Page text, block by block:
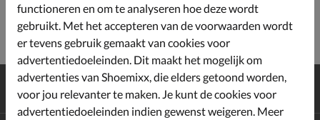
Gratisverzending en retour*
Achterafbetalen
functioneren en om te analyseren hoe deze wordt
gebruikt. Met het accepteren van de voorwaarden wordt
er tevens gebruik gemaakt van cookies voor
advertentiedoeleinden. Dit maakt het mogelijk om
advertenties van Shoemixx, die elders getoond worden,
voor jou relevanter te maken. Je kunt de cookies voor
advertentiedoeleinden indien gewenst weigeren. Meer